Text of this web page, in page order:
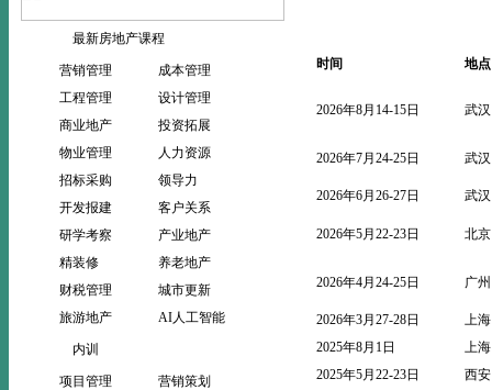
最新房地产课程
营销管理
成本管理
工程管理
设计管理
商业地产
投资拓展
物业管理
人力资源
招标采购
领导力
开发报建
客户关系
研学考察
产业地产
精装修
养老地产
财税管理
城市更新
旅游地产
AI人工智能
内训
项目管理
营销策划
时间 地点
2026年8月14-15日 武汉
2026年7月24-25日 武汉
2026年6月26-27日 武汉
2026年5月22-23日 北京
2026年4月24-25日 广州
2026年3月27-28日
上海
2025年8月1日
上海
2025年5月22-23日
西安